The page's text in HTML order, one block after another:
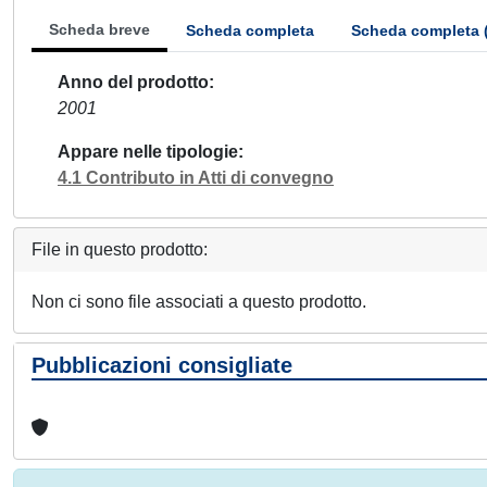
Scheda breve Scheda completa Scheda completa
Anno del prodotto
2001
Appare nelle tipologie
4.1 Contributo in Atti di convegno
File in questo prodotto:
Non ci sono file associati a questo prodotto.
Pubblicazioni consigliate